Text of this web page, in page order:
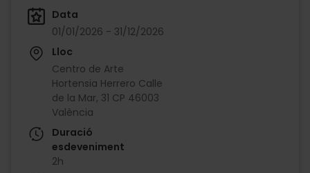
Data
01/01/2026 - 31/12/2026
Lloc
Centro de Arte
Hortensia Herrero Calle
de la Mar, 31 CP 46003
València
Duració
esdeveniment
2h